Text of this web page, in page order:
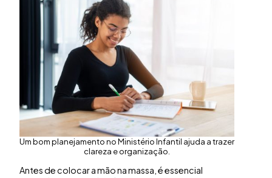
Um bom planejamento no Ministério Infantil ajuda a trazer
clareza e organização.
Antes de colocar a mão na massa, é essencial